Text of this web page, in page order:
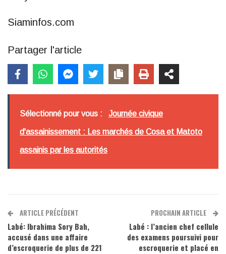
Siaminfos.com
Partager l'article
Sélectionné pour vous : Journée civique
d'assainissement : Les marchés de Cosa et Matoto
assainis par les autorités
ARTICLE PRÉCÉDENT
Labé: Ibrahima Sory Bah,
accusé dans une affaire
d’escroquerie de plus de 221
PROCHAIN ARTICLE
Labé : l’ancien chef cellule
des examens poursuivi pour
escroquerie et placé en